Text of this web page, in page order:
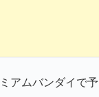
アムバンダイで予